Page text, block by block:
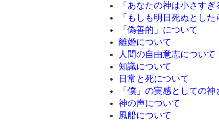
「あなたの神は小さす
「もしも明日死ぬとし
「偽善的」について
離婚について
人間の自由意志について
知識について
日常と死について
「僕」の実感としての
神の声について
風船について